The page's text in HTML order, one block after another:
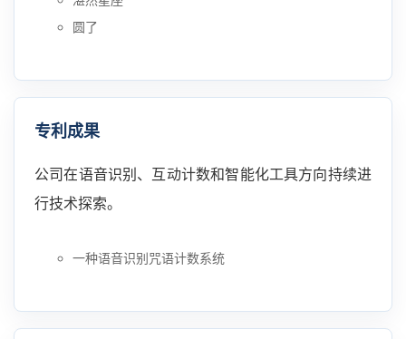
圆了
专利成果
公司在语音识别、互动计数和智能化工具方向持续进
行技术探索。
一种语音识别咒语计数系统